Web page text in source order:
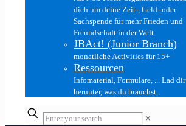
dich um deine Zeit-, Geld- oder
Sachspende für mehr Frieden und
Freundschaft in der Welt.
JBAct! (Junior Branch)
monatliche Activities für 15+
Ressourcen
Infomaterial, Formulare, ... Lad dir
herunter, was du brauchst.
✕